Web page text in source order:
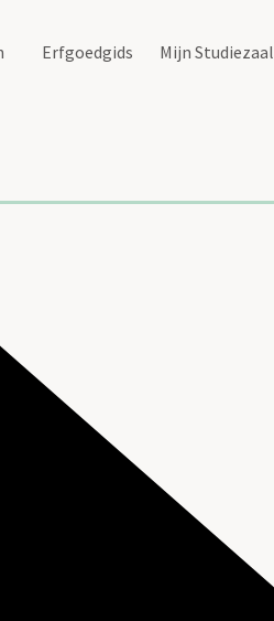
Erfgoedgids Mijn Studiezaal